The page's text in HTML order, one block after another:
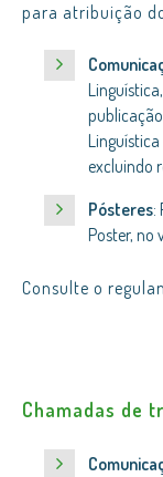
para atribuição
Linguística
excluindo
Pósteres:
Poster, no
Consulte o
Chamadas de